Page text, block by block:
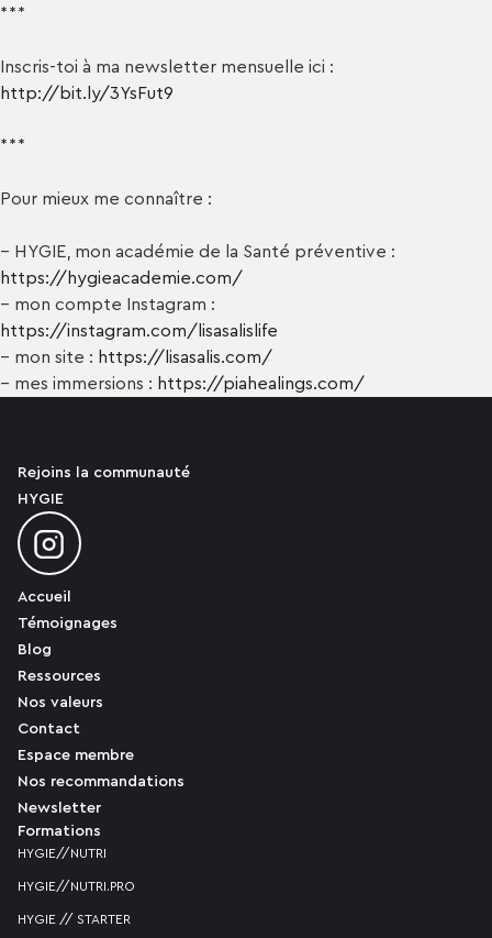
***
Inscris-toi à ma newsletter mensuelle ici :
http://bit.ly/3YsFut9
***
Pour mieux me connaître :
– HYGIE, mon académie de la Santé préventive :
https://hygieacademie.com/
– mon compte Instagram :
https://instagram.com/lisasalislife
– mon site : https://lisasalis.com/
– mes immersions : https://piahealings.com/
Rejoins la communauté
HYGIE
Accueil
Témoignages
Blog
Ressources
Nos valeurs
Contact
Espace membre
Nos recommandations
Newsletter
Formations
HYGIE//NUTRI
HYGIE//NUTRI.PRO
HYGIE // STARTER